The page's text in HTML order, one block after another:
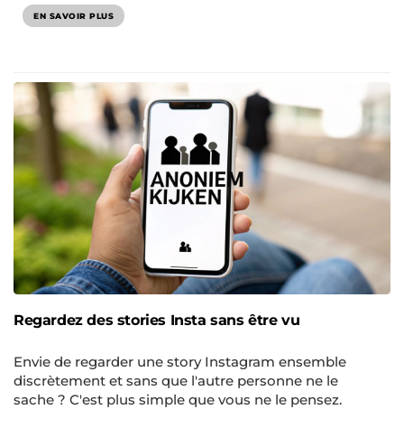
EN SAVOIR PLUS
Regardez des stories Insta sans être vu
Envie de regarder une story Instagram ensemble
discrètement et sans que l'autre personne ne le
sache ? C'est plus simple que vous ne le pensez.